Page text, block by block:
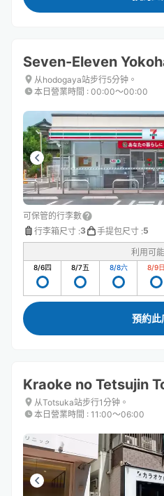
Seven-Eleven
从hodogaya站步行5分钟。
本日營業時間 : 00:00〜00:00
可保管的行李數
行李箱尺寸 :3 手提包尺寸 :5
利用可
8/6四 8/7五 8/8六 8/9日
預約此
Kraoke no Tetsujin
从Totsuka站步行1分钟。
本日營業時間 : 11:00〜06:00